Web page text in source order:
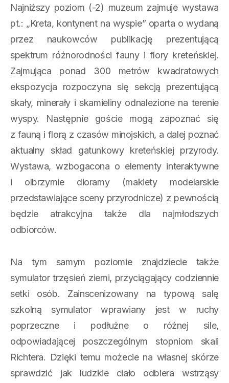
Najniższy poziom (-2) muzeum zajmuje wystawa
pt.: „Kreta, kontynent na wyspie” oparta o wydaną
przez naukowców publikację prezentującą
spektrum różnorodności fauny i flory kreteńskiej.
Zajmująca ponad 300 metrów kwadratowych
ekspozycja rozpoczyna się sekcją prezentującą
skały, minerały i skamieliny odnalezione na terenie
wyspy. Następnie goście mogą zapoznać się
z fauną i florą z czasów minojskich, a dalej poznać
aktualny skład gatunkowy kreteńskiej przyrody.
Wystawa, wzbogacona o elementy interaktywne
i olbrzymie dioramy (makiety modelarskie
przedstawiające sceny przyrodnicze) z pewnością
będzie atrakcyjna także dla najmłodszych
odbiorców.
Na tym samym poziomie znajdziecie także
symulator trzęsień ziemi, przyciągający codziennie
setki osób. Zainscenizowany na typową salę
szkolną symulator wprawiany jest w ruchy
poprzeczne i podłużne o różnej sile,
odpowiadającej poszczególnym stopniom skali
Richtera. Dzięki temu możecie na własnej skórze
sprawdzić jak ludzkie ciało odbiera wstrząsy